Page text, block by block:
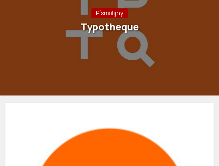
Písmolijny
Typotheque